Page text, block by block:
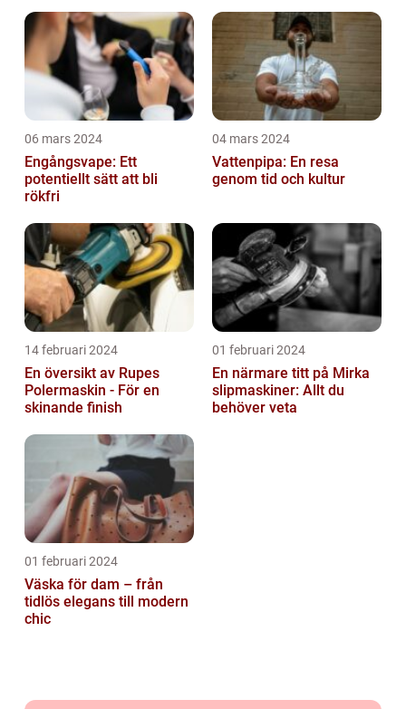
06 mars 2024
Engångsvape: Ett
potentiellt sätt att bli
rökfri
04 mars 2024
Vattenpipa: En resa
genom tid och kultur
14 februari 2024
En översikt av Rupes
Polermaskin - För en
skinande finish
01 februari 2024
En närmare titt på Mirka
slipmaskiner: Allt du
behöver veta
01 februari 2024
Väska för dam – från
tidlös elegans till modern
chic